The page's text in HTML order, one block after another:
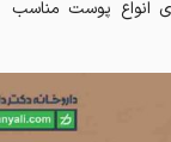
انواع پوست مناسب